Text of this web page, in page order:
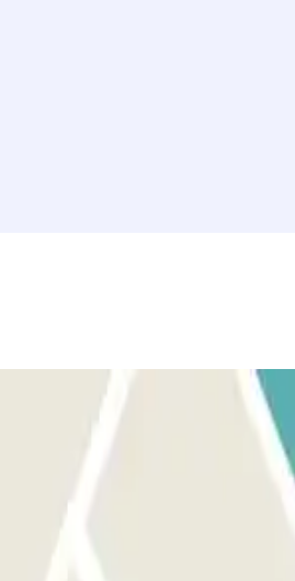
o dirigirte a cabina de control